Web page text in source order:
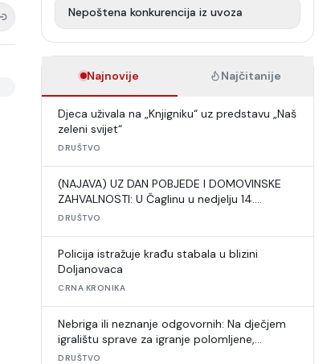
Nepoštena konkurencija iz uvoza
Najnovije Najčitanije
Djeca uživala na „Knjigniku“ uz predstavu „Naš
zeleni svijet“
DRUŠTVO
(NAJAVA) UZ DAN POBJEDE I DOMOVINSKE
ZAHVALNOSTI: U Čaglinu u nedjelju 14.
međunarodni šahovski turnir
DRUŠTVO
Policija istražuje krađu stabala u blizini
Doljanovaca
CRNA KRONIKA
Nebriga ili neznanje odgovornih: Na dječjem
igralištu sprave za igranje polomljene,
umjetna trava u raspadu
DRUŠTVO